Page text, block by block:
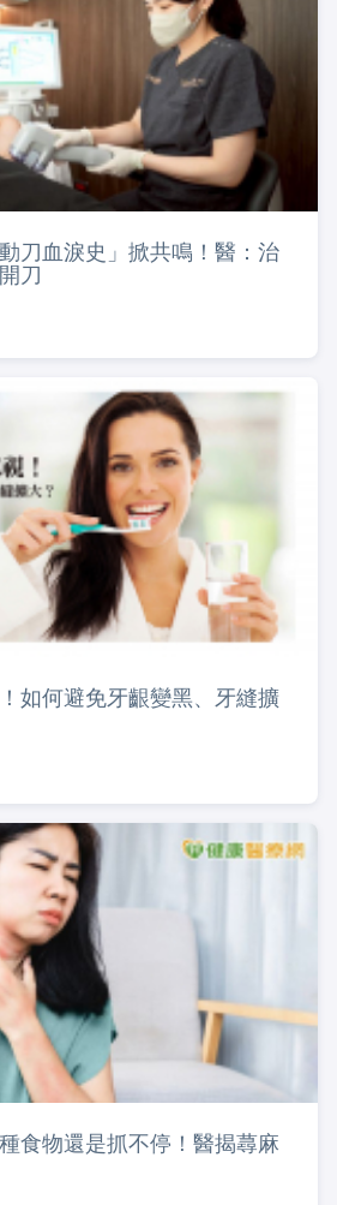
刀血淚史」掀共鳴！醫：治
刀
如何避免牙齦變黑、牙縫擴
食物還是抓不停！醫揭蕁麻